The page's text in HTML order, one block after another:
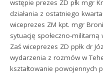
wstępie prezes ZD płk mgr
działania z ostatniego
wiceprezes ZM kpt. mgr
sytuację społeczno-militarną
Zaś wiceprezes ZD ppłk dr
wydarzenia z rozmów w
kształtowanie powojennych